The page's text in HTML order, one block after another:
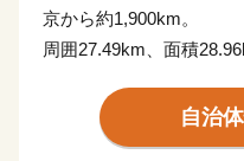
京から約1,900km。
周囲27.49km、面積
隣接する台湾とは、約
台湾の山並みが見えるこ
自治